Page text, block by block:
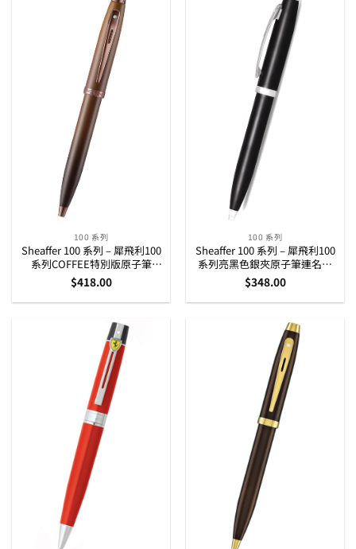
100 系列
Sheaffer 100 系列 – 犀飛利100
系列COFFEE特別版原子筆
(E2937451)
$418.00
100 系列
Sheaffer 100 系列 – 犀飛利100
系列亮黑色銀夾原子筆連名片
盒套庄 (G2933851-3)
$348.00